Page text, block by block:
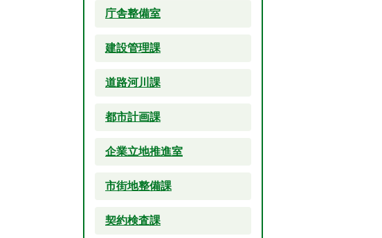
庁舎整備室
建設管理課
道路河川課
都市計画課
企業立地推進室
市街地整備課
契約検査課